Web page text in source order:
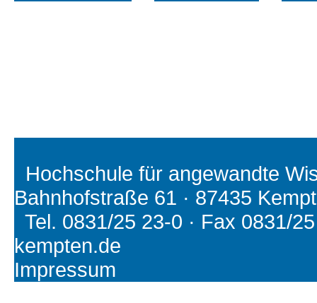
Hochschule für angewandte
Bahnhofstraße 61 · 87435
Tel. 0831/25 23-0 · Fax 0831/
kempten.de
Impressum